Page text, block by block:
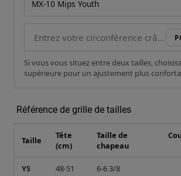
Si vous vous situez entre deux tailles,
supérieure pour un ajustement plus
Référence de grille de tailles
Taille
Tête
(cm)
Taille de
chapeau
YS 48-51 6-6 3/8